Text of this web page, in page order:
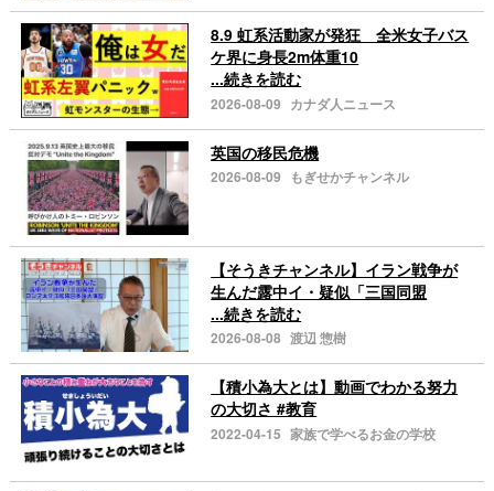
8.9 虹系活動家が発狂 全米女子バス
ケ界に身長2m体重10
...続きを読む
2026-08-09 カナダ人ニュース
英国の移民危機
2026-08-09 もぎせかチャンネル
【そうきチャンネル】イラン戦争が
生んだ露中イ・疑似「三国同盟
...続きを読む
2026-08-08 渡辺 惣樹
【積小為大とは】動画でわかる努力
の大切さ #教育
2022-04-15 家族で学べるお金の学校